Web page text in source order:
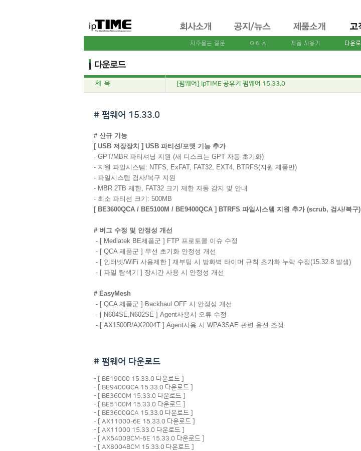
제 목 [펌웨어] ipTIME 공유기 펌웨어 15.33.0
# 펌웨어 15.33.0
# 신규 기능
[ USB 저장장치 ] USB 파티션/포맷 기능 추가
- GPT/MBR 파티셔닝 지원 (새 디스크는 GPT 자동 초기화)
- 지원 파일시스템: NTFS, ExFAT, FAT32, EXT4, BTRFS(지원 제품만)
- 파일시스템 검사/복구 지원
- MBR 2TB 제한, FAT32 크기 제한 자동 감지 및 안내
- 최소 파티션 크기: 500MB
[ BE3600QCA / BE5100M / BE9400QCA ] BTRFS 파일시스템 지원 추가 (scrub, 검사/복구)
# 버그 수정 및 안정성 개선
- [ Mediatek BE제품군 ] FTP 프로토콜 이슈 수정
- [ QCA 제품군 ] 무선 초기화 안정성 개선
- [ 인터넷/WiFi 사용제한 ] 재부팅 시 방화벽 타이머 규칙 초기화 누락 수정(15.32.8 발생)
- [ 파일 탐색기 ] 장시간 사용 시 안정성 개선
# EasyMesh
- [ QCA 제품군 ] Backhaul OFF 시 안정성 개선
- [ N604SE,N602SE ] Agent사용시 오류 수정
- [ AX1500R/AX2004T ] Agent사용 시 WPA3SAE 관련 옵션 조정
# 펌웨어 다운로드
- [ BE19000 15.33.0 다운로드]
- [
BE9400QCA 15.33.0 다운로드]
- [
BE3600M 15.33.0 다운로드]
- [
BE5100M 15.33.0 다운로드]
- [
BE3600QCA 15.33.0 다운로드]
- [ AX11000-6E 15.33.0 다운로드]
- [ AX11000 15.33.0 다운로드]
- [ AX5400BCM-6E 15.33.0 다운로드]
- [ AX8004BCM 15.33.0 다운로드]